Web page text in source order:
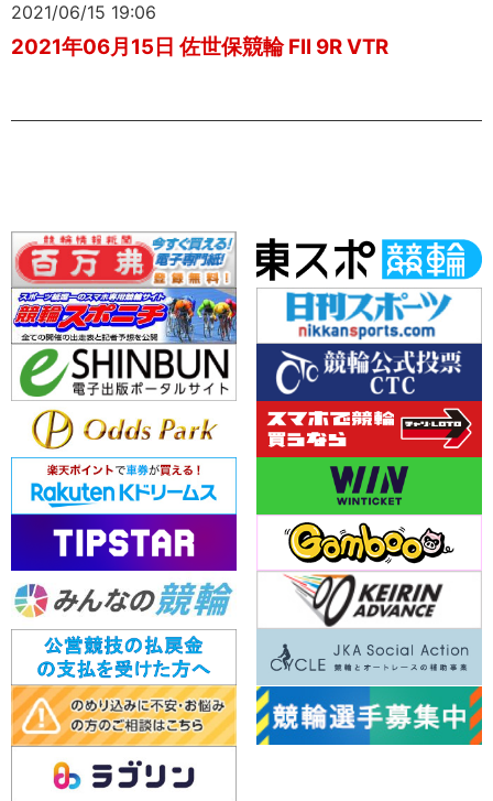
2021/06/15 19:06
2021年06月15日 佐世保競輪 FII 9R VTR